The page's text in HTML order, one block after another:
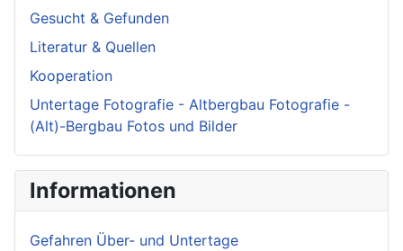
Gesucht & Gefunden
Literatur & Quellen
Kooperation
Untertage Fotografie - Altbergbau Fotografie -
(Alt)-Bergbau Fotos und Bilder
Informationen
Gefahren Über- und Untertage